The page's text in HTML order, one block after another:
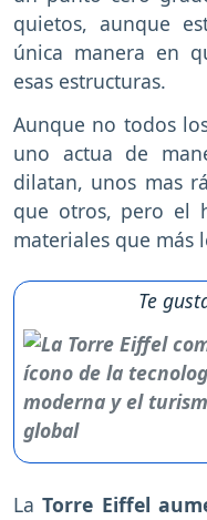
quietos, aunque
única manera en
esas estructuras.
Aunque no todos
uno actua de
dilatan, unos mas
que otros, pero el
materiales que más
Te
LaTorre Eiffel